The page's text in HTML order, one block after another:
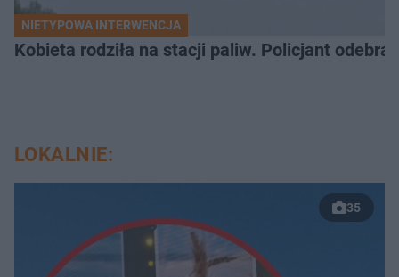
NIETYPOWA INTERWENCJA
Kobieta rodziła na stacji paliw. Policjant
LOKALNIE:
35